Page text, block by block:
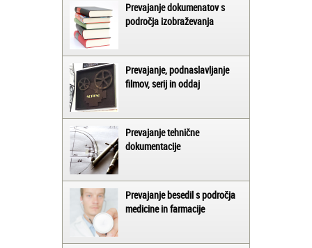
Prevajanje dokumenatov s
področja izobraževanja
Prevajanje, podnaslavljanje
filmov, serij in oddaj
Prevajanje tehnične
dokumentacije
Prevajanje besedil s področja
medicine in farmacije